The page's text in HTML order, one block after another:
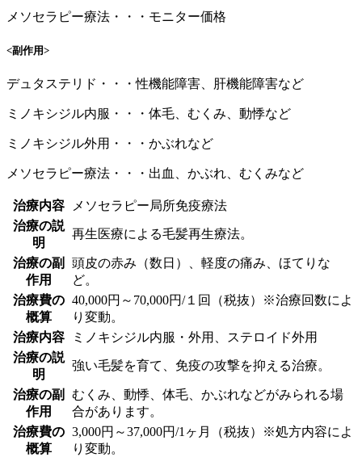
メソセラピー療法・・・モニター価格
<副作用>
デュタステリド・・・性機能障害、肝機能障害など
ミノキシジル内服・・・体毛、むくみ、動悸など
ミノキシジル外用・・・かぶれなど
メソセラピー療法・・・出血、かぶれ、むくみなど
治療内容
メソセラピー局所免疫療法
治療の説
明
再生医療による毛髪再生療法。
治療の副
作用
頭皮の赤み（数日）、軽度の痛み、ほてりな
ど。
治療費の
概算
40,000円～70,000円/１回（税抜）※治療回数によ
り変動。
治療内容
ミノキシジル内服・外用、ステロイド外用
治療の説
明
強い毛髪を育て、免疫の攻撃を抑える治療。
治療の副
作用
むくみ、動悸、体毛、かぶれなどがみられる場
合があります。
治療費の
概算
3,000円～37,000円/1ヶ月（税抜）※処方内容によ
り変動。